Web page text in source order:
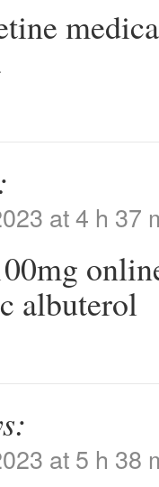
at 4 h 37
albuterol
at 5 h 38